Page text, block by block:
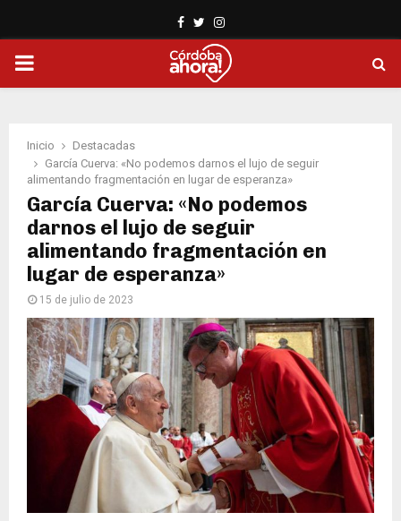
Facebook
TwitterInstagram
PRIMARY
Inicio
Destacadas
García Cuerva: «No podemos darnos el lujo de seguir
alimentando fragmentación en lugar de esperanza»
García Cuerva: «No podemos
darnos el lujo de seguir
alimentando fragmentación en
lugar de esperanza»
15 de julio de 2023